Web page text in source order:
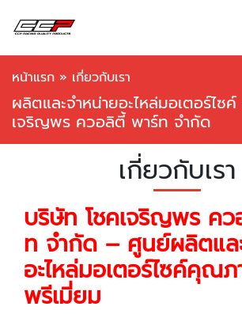
หน้าแรก » เกี่ยวกับเรา
ผลิตและจำหน่ายอะไหล่มอเตอร์ไซ
เจริญพร ควอลิตี้ พาร์ท จำกัด
เกี่ยวกับเรา
บริษัท โชคเจริญพร ค
ท จำกัด – ศูนย์ผลิตแล
อะไหล่มอเตอร์ไซค์คุณ
พรีเมี่ยม